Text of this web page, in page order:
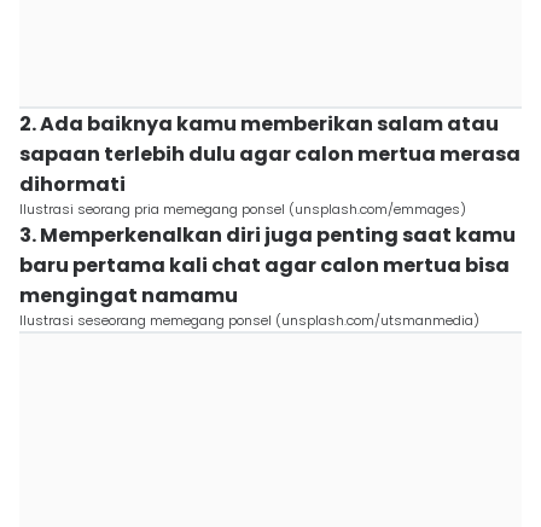
2. Ada baiknya kamu memberikan salam atau
sapaan terlebih dulu agar calon mertua merasa
dihormati
Ilustrasi seorang pria memegang ponsel (unsplash.com/emmages)
3. Memperkenalkan diri juga penting saat kamu
baru pertama kali chat agar calon mertua bisa
mengingat namamu
Ilustrasi seseorang memegang ponsel (unsplash.com/utsmanmedia)